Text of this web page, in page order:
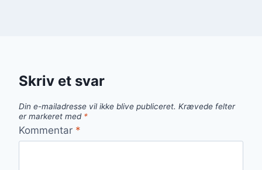
Skriv et svar
Din e-mailadresse vil ikke blive publiceret. Krævede felter
er markeret med *
Kommentar *